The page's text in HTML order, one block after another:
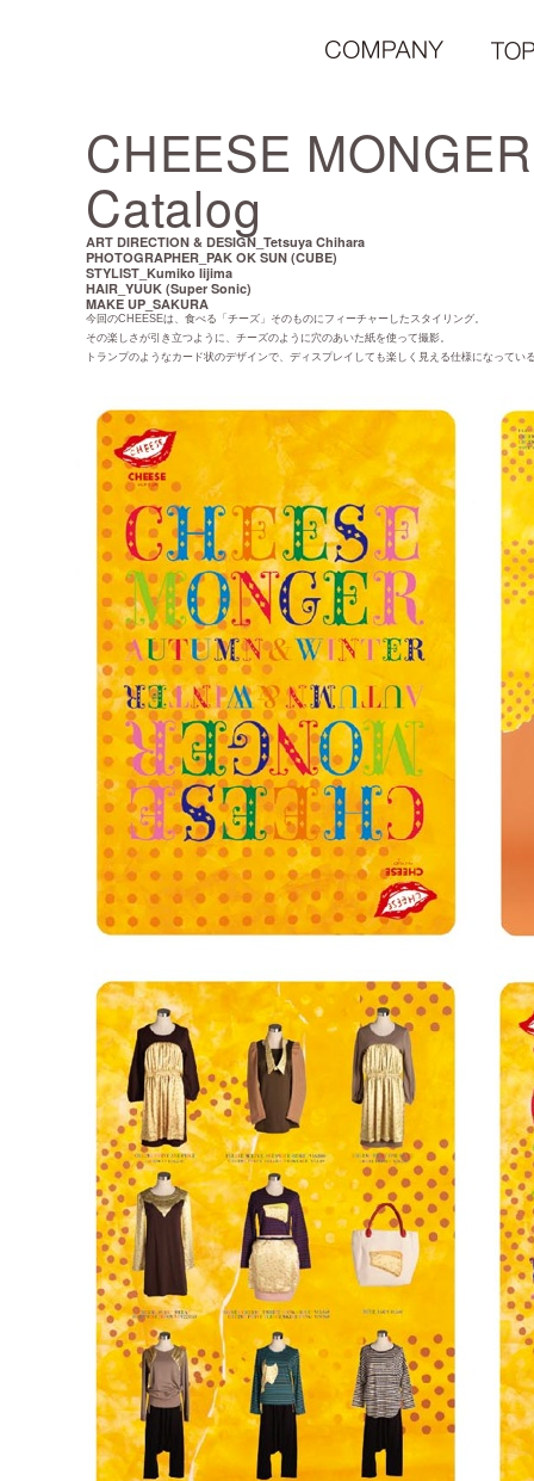
今回のCHEESEは、食べる「チーズ」そのものにフィーチャーしたスタイリング。
その楽しさが引き立つように、チーズのように穴のあいた紙を使って撮影。
トランプのようなカード状のデザインで、ディスプレイしても楽しく見える仕様になってい
CHEESE
Catalog
ART DIRECTION & DESIGN_Tetsuya Chihara
PHOTOGRAPHER_PAK OK SUN (CUBE)
STYLIST_Kumiko Iijima
HAIR_YUUK (Super Sonic)
MAKE UP_SAKURA